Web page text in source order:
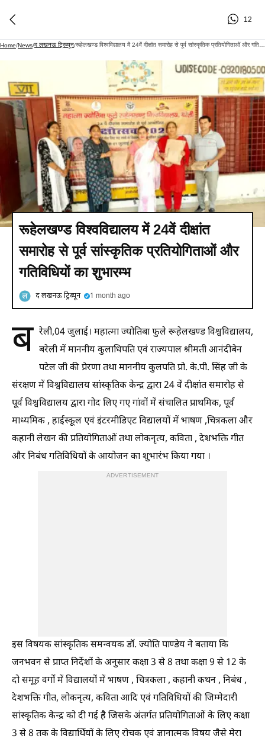
12
Home/News/द लखनऊ ट्रिब्यून/
रूहेलखण्ड विश्वविद्यालय में 24वें दीक्षांत
समारोह से पूर्व सांस्कृतिक प्रतियोगिताओं और
गतिविधियों का शुभारम्भ
द लखनऊ ट्रिब्यून 1 month ago
ब रेली,04 जुलाई। महात्मा ज्योतिबा फुले रूहेलखण्ड विश्वविद्यालय,
बरेली में माननीय कुलाधिपति एवं राज्यपाल श्रीमती आनंदीबेन
पटेल जी की प्रेरणा तथा माननीय कुलपति प्रो. के.पी. सिंह जी के
संरक्षण में विश्वविद्यालय सांस्कृतिक केन्द्र द्वारा 24 वें दीक्षांत समारोह से
पूर्व विश्वविद्यालय द्वारा गोद लिए गए गांवों में संचालित प्राथमिक, पूर्व
माध्यमिक , हाईस्कूल एवं इंटरमीडिएट विद्यालयों में भाषण ,चित्रकला और
कहानी लेखन की प्रतियोगिताओं तथा लोकनृत्य, कविता , देशभक्ति गीत
और निबंध गतिविधियों के आयोजन का शुभारंभ किया गया ।
ADVERTISEMENT
इस विषयक सांस्कृतिक समन्वयक डॉ. ज्योति पाण्डेय ने बताया कि
जनभवन से प्राप्त निर्देशों के अनुसार कक्षा 3 से 8 तथा कक्षा 9 से 12 के
दो समूह वर्गों में विद्यालयों में भाषण , चित्रकला , कहानी कथन , निबंध ,
देशभक्ति गीत, लोकनृत्य, कविता आदि एवं गतिविधियों की जिम्मेदारी
सांस्कृतिक केन्द्र को दी गई है जिसके अंतर्गत प्रतियोगिताओं के लिए कक्षा
3 से 8 तक के विद्यार्थियों के लिए रोचक एवं ज्ञानात्मक विषय जैसे मेरा